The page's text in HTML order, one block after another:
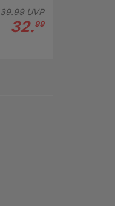
39.99UVP
32.99